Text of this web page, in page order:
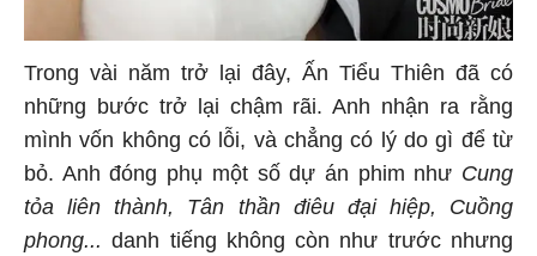
Trong vài năm trở lại đây, Ấn Tiểu Thiên đã có
những bước trở lại chậm rãi. Anh nhận ra rằng
mình vốn không có lỗi, và chẳng có lý do gì để từ
bỏ. Anh đóng phụ một số dự án phim như Cung
tỏa liên thành, Tân thần điêu đại hiệp, Cuồng
phong...
danh tiếng không còn như trước nhưng